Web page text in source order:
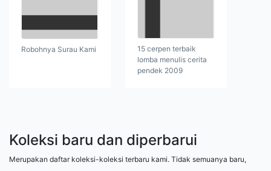
Robohnya Surau Kami
15 cerpen terbaik
lomba menulis cerita
pendek 2009
Koleksi baru dan diperbarui
Merupakan daftar koleksi-koleksi terbaru kami. Tidak semuanya baru,